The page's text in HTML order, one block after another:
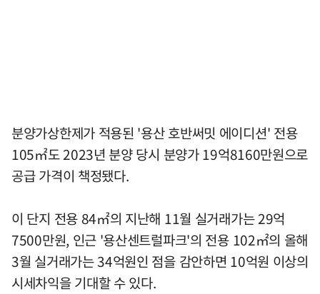
분양가상한제가 적용된 '용산 호반써밋 에이디션' 전용
105㎡도 2023년 분양 당시 분양가 19억8160만원으로
공급 가격이 책정됐다.
이 단지 전용 84㎡의 지난해 11월 실거래가는 29억
7500만원, 인근 '용산센트럴파크'의 전용 102㎡의 올해
3월 실거래가는 34억원인 점을 감안하면 10억원 이상의
시세차익을 기대할 수 있다.